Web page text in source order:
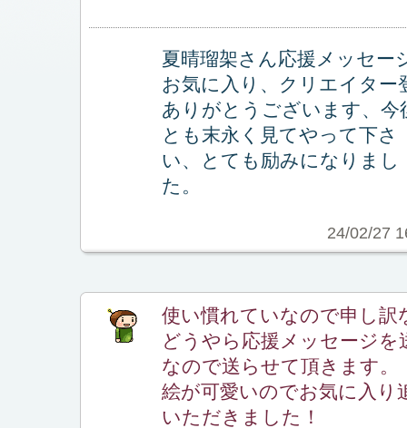
夏晴瑠架さん応援メッセー
お気に入り、クリエイター
ありがとうございます、今
とも末永く見てやって下さ
い、とても励みになりまし
た。
24/02/27
使い慣れていなので申し訳
どうやら応援メッセージを
なので送らせて頂きます。
絵が可愛いのでお気に入り
いただきました！